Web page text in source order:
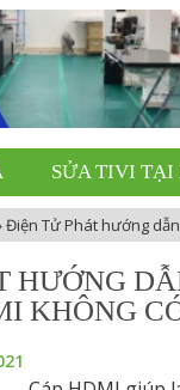
SỬA TIVI TẠI
Điện Tử Phát hướng
HƯỚNG
KHÔNG